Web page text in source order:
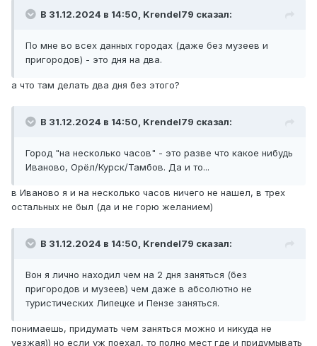
В 31.12.2024 в 14:50, Krendel79 сказал:
По мне во всех данных городах (даже без музеев и
пригородов) - это дня на два.
а что там делать два дня без этого?
В 31.12.2024 в 14:50, Krendel79 сказал:
Город "на несколько часов" - это разве что какое нибудь
Иваново, Орёл/Курск/Тамбов. Да и то...
в Иваново я и на несколько часов ничего не нашел, в трех
остальных не был (да и не горю желанием)
В 31.12.2024 в 14:50, Krendel79 сказал:
Вон я лично находил чем на 2 дня заняться (без
пригородов и музеев) чем даже в абсолютно не
туристических Липецке и Пензе заняться.
понимаешь, придумать чем заняться можно и никуда не
уезжая)) но если уж поехал, то полно мест где и придумывать